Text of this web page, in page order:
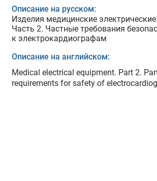
Описание на русском:
Изделия медицинские электрические.
Часть 2. Частные требования
к электрокардиографам
Описание на английском:
Medical electrical equipment. Part 2.
requirements for safety of